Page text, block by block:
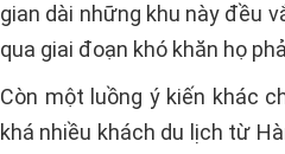
gian dài những khu này đều
qua giai đoạn khó khăn họ
Còn một luồng ý kiến khác
khá nhiều khách du lịch từ